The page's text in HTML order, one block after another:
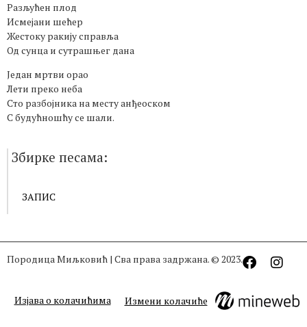
Разљућен плод
Исмејани шећер
Жестоку ракију справља
Од сунца и сутрашњег дана
Један мртви орао
Лети преко неба
Сто разбојника на месту анђеоском
С будућношћу се шали.
Збирке песама:
ЗАПИС
Породица Миљковић | Сва права задржана. © 2023.
Изјава о колачићима Измени колачиће